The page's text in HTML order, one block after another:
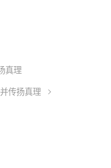
真理
传扬真理